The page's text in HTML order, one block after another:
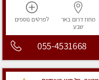
מחוז דרום באר
שבע
לפרטים נוספים
055-4531668